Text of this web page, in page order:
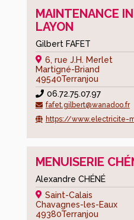
MAINTENANCE
LAYON
Gilbert FAFET
6, rue J.H. Merlet
Martigné-Briand
49540Terranjou
06.72.75.07.97
fafet.gilbert@wanadoo.fr
https://www.electricite-
MENUISERIE
Alexandre CHÉNÉ
Saint-Calais
Chavagnes-les-Eaux
49380Terranjou